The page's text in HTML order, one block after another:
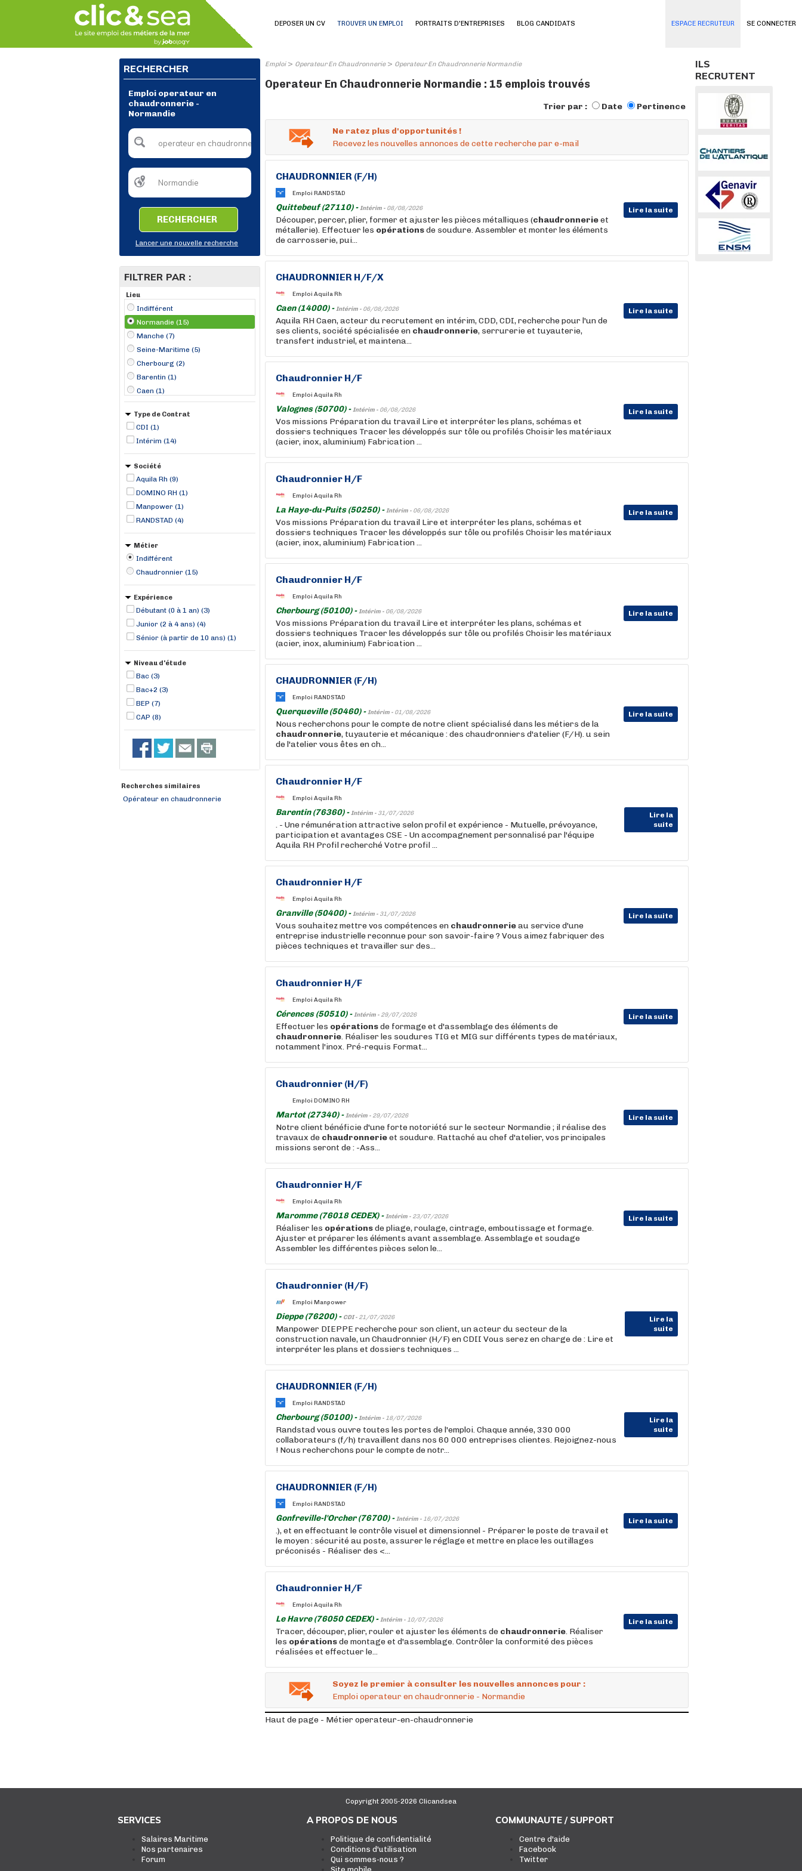
SE CONNECTER
DEPOSER UN CV TROUVER UN EMPLOI PORTRAITS D'ENTREPRISES BLOG CANDIDATS ESPACE RECRUTEUR
RECHERCHER
Emploi operateur en
chaudronnerie -
Normandie
RECHERCHER
Lancer une nouvelle recherche
FILTRER PAR :
Lieu
Indifférent
Normandie (15)
Manche (7)
Seine-Maritime (5)
Cherbourg (2)
Barentin (1)
Caen (1)
Cérences (1)
Dieppe (1)
Gonfreville-l'Orcher (1)
Granville (1)
Type de Contrat
CDI (1)
Intérim (14)
Société
Aquila Rh (9)
DOMINO RH (1)
Manpower (1)
RANDSTAD (4)
Métier
Indifférent
Chaudronnier (15)
Expérience
Débutant (0 à 1 an) (3)
Junior (2 à 4 ans) (4)
Sénior (à partir de 10 ans) (1)
Niveau d'étude
Bac (3)
Bac+2 (3)
BEP (7)
CAP (8)
Recherches similaires
Opérateur en chaudronnerie
Emploi> Operateur En Chaudronnerie> Operateur En Chaudronnerie Normandie
Operateur En Chaudronnerie Normandie : 15 emplois trouvés
Trier par : Date Pertinence
Ne ratez plus d'opportunités !
Recevez les nouvelles annonces de cette recherche par e-mail
CHAUDRONNIER (F/H)
Emploi RANDSTAD
Quittebeuf (27110) -Intérim - 08/08/2026 Lire la suite
Découper, percer, plier, former et ajuster les pièces métalliques (chaudronnerieet
métallerie). Effectuer les opérationsde soudure. Assembler et monter les éléments
de carrosserie, pui...
CHAUDRONNIER H/F/X
Emploi Aquila Rh
Caen (14000) -Intérim - 06/08/2026 Lire la suite
Aquila RH Caen, acteur du recrutement en intérim, CDD, CDI, recherche pour l'un de
ses clients, société spécialisée en chaudronnerie, serrurerie et tuyauterie,
transfert industriel, et maintena...
Chaudronnier H/F
Emploi Aquila Rh
Valognes (50700) -Intérim - 06/08/2026 Lire la suite
Vos missions Préparation du travail Lire et interpréter les plans, schémas et
dossiers techniques Tracer les développés sur tôle ou profilés Choisir les matériaux
(acier, inox, aluminium) Fabrication ...
Chaudronnier H/F
Emploi Aquila Rh
La Haye-du-Puits (50250) -Intérim - 06/08/2026 Lire la suite
Vos missions Préparation du travail Lire et interpréter les plans, schémas et
dossiers techniques Tracer les développés sur tôle ou profilés Choisir les matériaux
(acier, inox, aluminium) Fabrication ...
Chaudronnier H/F
Emploi Aquila Rh
Cherbourg (50100) -Intérim - 06/08/2026 Lire la suite
Vos missions Préparation du travail Lire et interpréter les plans, schémas et
dossiers techniques Tracer les développés sur tôle ou profilés Choisir les matériaux
(acier, inox, aluminium) Fabrication ...
CHAUDRONNIER (F/H)
Emploi RANDSTAD
Querqueville (50460) -Intérim - 01/08/2026 Lire la suite
Nous recherchons pour le compte de notre client spécialisé dans les métiers de la
chaudronnerie, tuyauterie et mécanique : des chaudronniers d'atelier (F/H). u sein
de l'atelier vous êtes en ch...
Chaudronnier H/F
Emploi Aquila Rh
Barentin (76360) -Intérim - 31/07/2026
Lire la
suite
. - Une rémunération attractive selon profil et expérience - Mutuelle, prévoyance,
participation et avantages CSE - Un accompagnement personnalisé par l'équipe
Aquila RH Profil recherché Votre profil ...
Chaudronnier H/F
Emploi Aquila Rh
Granville (50400) -Intérim - 31/07/2026 Lire la suite
Vous souhaitez mettre vos compétences en chaudronnerieau service d'une
entreprise industrielle reconnue pour son savoir-faire ? Vous aimez fabriquer des
pièces techniques et travailler sur des...
Chaudronnier H/F
Emploi Aquila Rh
Cérences (50510) -Intérim - 29/07/2026 Lire la suite
Effectuer les opérationsde formage et d'assemblage des éléments de
chaudronnerie. Réaliser les soudures TIG et MIG sur différents types de matériaux,
notamment l'inox. Pré-requis Format...
Chaudronnier (H/F)
Emploi DOMINO RH
Martot (27340) -Intérim - 29/07/2026 Lire la suite
Notre client bénéficie d'une forte notoriété sur le secteur Normandie ; il réalise des
travaux de chaudronnerieet soudure. Rattaché au chef d'atelier, vos principales
missions seront de : -Ass...
Chaudronnier H/F
Emploi Aquila Rh
Maromme (76018 CEDEX) -Intérim - 23/07/2026 Lire la suite
Réaliser les opérationsde pliage, roulage, cintrage, emboutissage et formage.
Ajuster et préparer les éléments avant assemblage. Assemblage et soudage
Assembler les différentes pièces selon le...
Chaudronnier (H/F)
Emploi Manpower
Dieppe (76200) - CDI - 21/07/2026
Lire la
suite
Manpower DIEPPE recherche pour son client, un acteur du secteur de la
construction navale, un Chaudronnier (H/F) en CDII Vous serez en charge de : Lire et
interpréter les plans et dossiers techniques ...
CHAUDRONNIER (F/H)
Emploi RANDSTAD
Cherbourg (50100) -Intérim - 18/07/2026
Lire la
suite
Randstad vous ouvre toutes les portes de l'emploi. Chaque année, 330 000
collaborateurs (f/h) travaillent dans nos 60 000 entreprises clientes. Rejoignez-nous
! Nous recherchons pour le compte de notr...
CHAUDRONNIER (F/H)
Emploi RANDSTAD
Gonfreville-l'Orcher (76700) -Intérim - 16/07/2026 Lire la suite
.), et en effectuant le contrôle visuel et dimensionnel - Préparer le poste de travail et
le moyen : sécurité au poste, assurer le réglage et mettre en place les outillages
préconisés - Réaliser des <...
Chaudronnier H/F
Emploi Aquila Rh
Le Havre (76050 CEDEX) -Intérim - 10/07/2026 Lire la suite
Tracer, découper, plier, rouler et ajuster les éléments de chaudronnerie. Réaliser
les opérationsde montage et d'assemblage. Contrôler la conformité des pièces
réalisées et effectuer le...
Soyez le premier à consulter les nouvelles annonces pour :
Emploi operateur en chaudronnerie - Normandie
Haut de page - Métier operateur-en-chaudronnerie
ILS
RECRUTENT
Copyright 2005-2026 Clicandsea
SERVICES
Salaires Maritime
Nos partenaires
Forum
A PROPOS DE NOUS
Politique de confidentialité
Conditions d'utilisation
Qui sommes-nous ?
COMMUNAUTE / SUPPORT
Centre d'aide
Facebook
Twitter